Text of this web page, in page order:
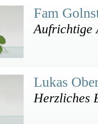
Fam
Aufrichtige
Lukas
Herzliches